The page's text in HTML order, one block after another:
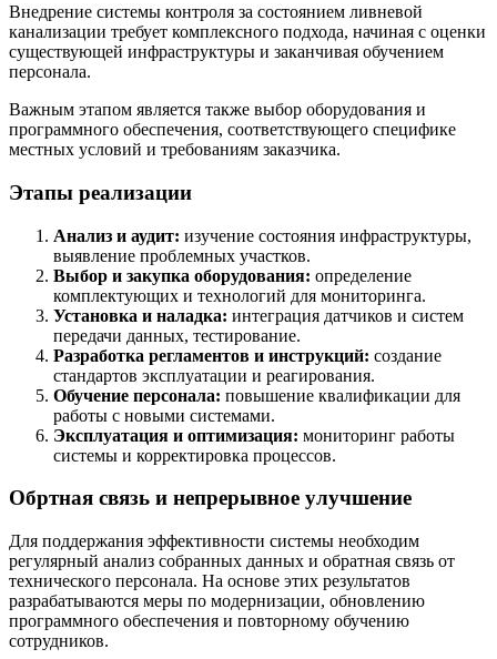
Внедрение системы контроля за состоянием ливневой
канализации требует комплексного подхода, начиная с оценки
существующей инфраструктуры и заканчивая обучением
персонала.
Важным этапом является также выбор оборудования и
программного обеспечения, соответствующего специфике
местных условий и требованиям заказчика.
Этапы реализации
Анализ и аудит: изучение состояния инфраструктуры,
выявление проблемных участков.
Выбор и закупка оборудования: определение
комплектующих и технологий для мониторинга.
Установка и наладка: интеграция датчиков и систем
передачи данных, тестирование.
Разработка регламентов и инструкций: создание
стандартов эксплуатации и реагирования.
Обучение персонала: повышение квалификации для
работы с новыми системами.
Эксплуатация и оптимизация: мониторинг работы
системы и корректировка процессов.
Обртная связь и непрерывное улучшение
Для поддержания эффективности системы необходим
регулярный анализ собранных данных и обратная связь от
технического персонала. На основе этих результатов
разрабатываются меры по модернизации, обновлению
программного обеспечения и повторному обучению
сотрудников.